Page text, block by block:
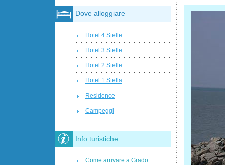
Dove alloggiare
Hotel 4 Stelle
Hotel 3 Stelle
Hotel 2 Stelle
Hotel 1 Stella
Residence
Campeggi
Info turistiche
Come arrivare a Grado